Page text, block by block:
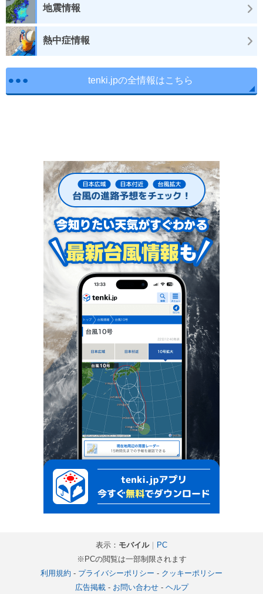
地震情報
熱中症情報
tenki.jpの全情報はこちら
表示： モバイル｜ PC
※PCの閲覧は一部制限されます
利用規約 - プライバシーポリシー - クッキーポリシー
広告掲載- お問い合わせ- ヘルプ